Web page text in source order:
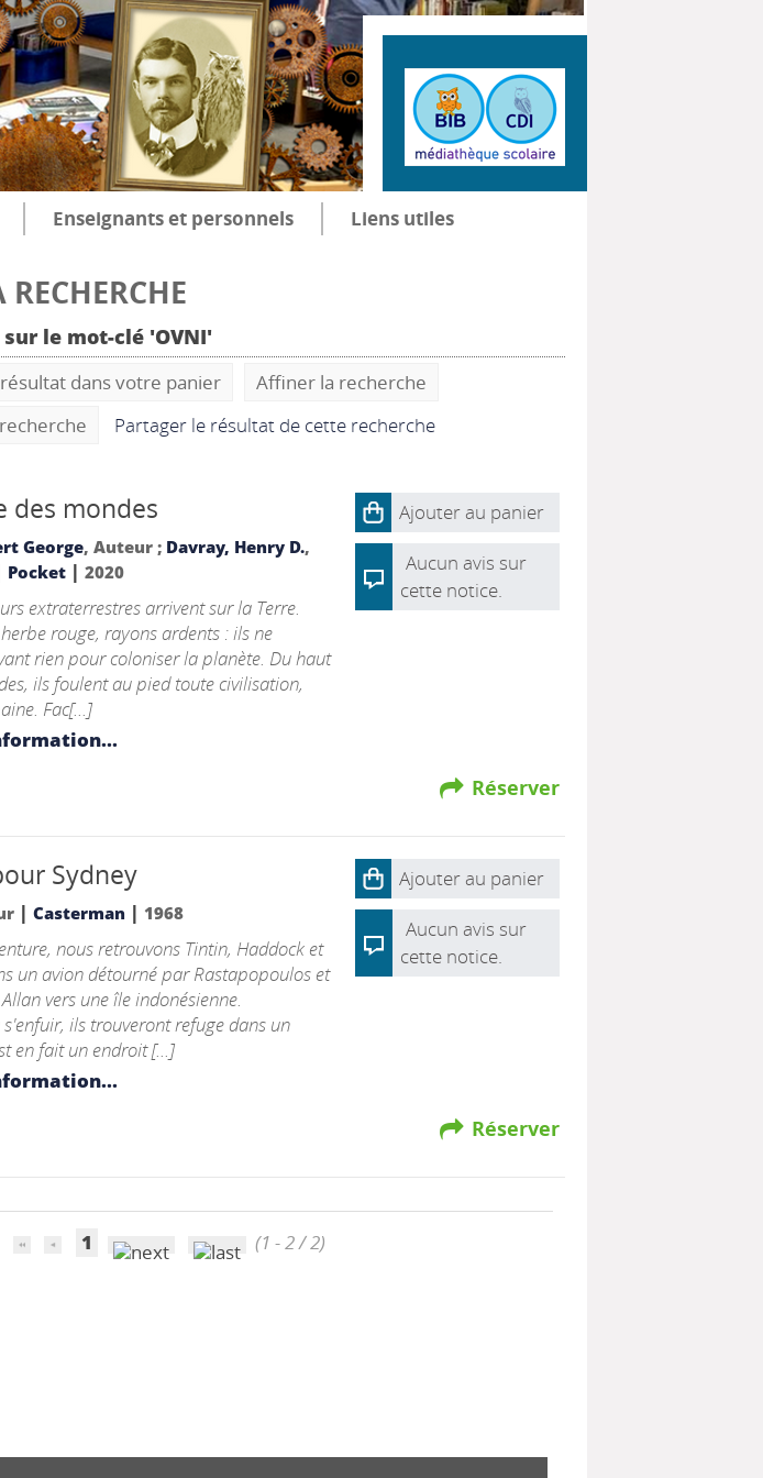
Enseignants et personnels Liens utiles
le mot-clé 'OVNI'
dans votre panier
Affiner la recherche
Partager le résultat de cette recherche
des mondes
George, Auteur ; Davray, Henry D.,
Pocket| 2020
extraterrestres arrivent sur la Terre.
rouge, rayons ardents : ils ne
rien pour coloniser la planète. Du haut
ils foulent au pied toute civilisation,
Fac[...]
Ajouter au panier
Aucun avis sur
cette notice.
Réserver
Sydney
| Casterman | 1968
nous retrouvons Tintin, Haddock et
un avion détourné par Rastapopoulos et
vers une île indonésienne.
s'enfuir, ils trouveront refuge dans un
en fait un endroit [...]
Ajouter au panier
Aucun avis sur
cette notice.
Réserver
1
(1 - 2 / 2)